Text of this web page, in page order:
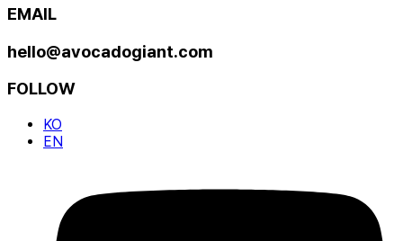
EMAIL
hello@avocadogiant.com
FOLLOW
KO
EN